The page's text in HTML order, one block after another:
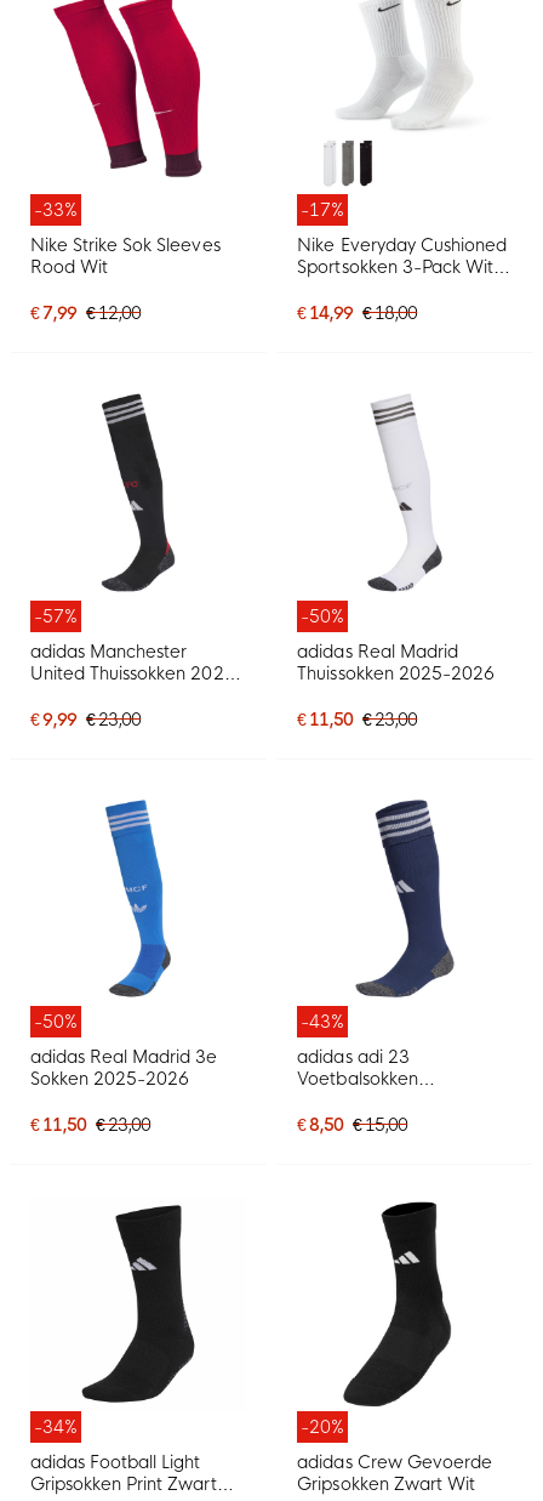
-33%
Nike Strike Sok Sleeves
Rood Wit
€ 7,99 € 12,00
-17%
Nike Everyday Cushioned
Sportsokken 3-Pack Wit
€ 14,99 € 18,00
-57%
adidas Manchester
United Thuissokken 2025-
€ 9,99 € 23,00
-50%
adidas Real Madrid
Thuissokken 2025-2026
€ 11,50 € 23,00
-50%
adidas Real Madrid 3e
Sokken 2025-2026
€ 11,50 € 23,00
-43%
adidas adi 23
Voetbalsokken
€ 8,50 € 15,00
-34%
adidas Football Light
Gripsokken Print Zwart
-20%
adidas Crew Gevoerde
Gripsokken Zwart Wit